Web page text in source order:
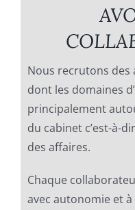
Nous recrutons des
dont les domaines
principalement
du cabinet c’est-à-
des affaires.
Chaque
avec autonomie et